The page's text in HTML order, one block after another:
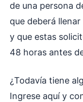
de una persona
que deberá
y que estas
48 horas antes
¿Todavía tiene
Ingrese aquí y